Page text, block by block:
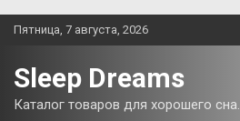
Перейти
Пятница, 7 августа, 2026
Sleep Dreams
Каталог товаров для хорошего сна.